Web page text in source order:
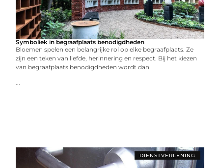
Symboliek in begraafplaats benodigdheden
Bloemen spelen een belangrijke rol op elke begraafplaats. Ze
zijn een teken van liefde, herinnering en respect. Bij het kiezen
van begraafplaats benodigdheden wordt dan
...
DIENSTVERLENING